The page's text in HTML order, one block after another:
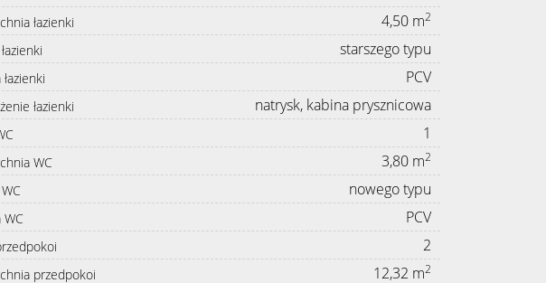
łazienki 4,50 m2
starszego typu
łazienki PCV
łazienki natrysk, kabina prysznicowa
1
WC 3,80 m2
nowego typu
WC PCV
2
przedpokoi 12,32 m2